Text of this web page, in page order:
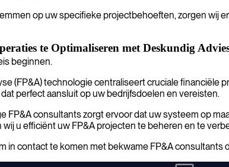
op uw specifieke projectbehoeften, zorgen wij
te Optimaliseren met Deskundig
beginnen.
(FP&A) technologie centraliseert cruciale
perfect aansluit op uw bedrijfsdoelen en vereisten.
FP&A consultants zorgt ervoor dat uw systeem op
u efficiënt uw FP&A projecten te beheren en te
in contact te komen met bekwame FP&A